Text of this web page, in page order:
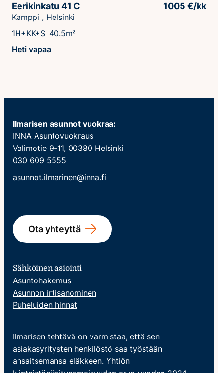
Eerikinkatu 41 C 1005 €/kk
Kamppi , Helsinki
1H+KK+S 40.5m²
Heti vapaa
Ilmarisen asunnot vuokraa:
INNA Asuntovuokraus
Valimotie 9-11, 00380 Helsinki
030 609 5555
asunnot.ilmarinen@inna.fi
Ota yhteyttä
Sähköinen asiointi
Asuntohakemus
Asunnon irtisanominen
Puheluiden hinnat
Ilmarisen tehtävä on varmistaa, että sen
asiakasyritysten henkilöstö saa työstään
ansaitsemansa eläkkeen. Yhtiön